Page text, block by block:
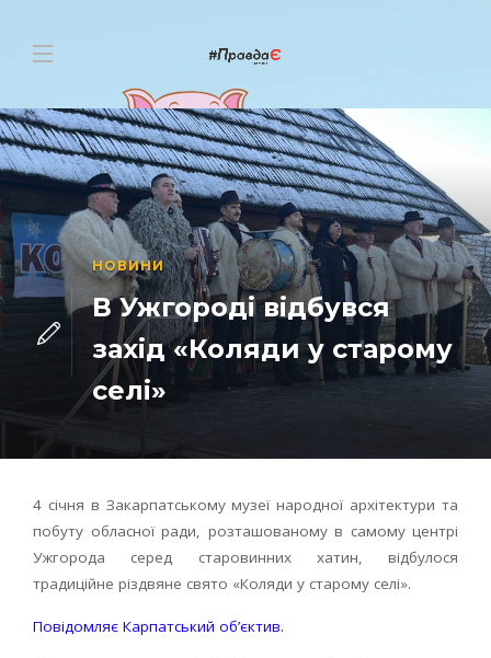
НОВИНИ
В Ужгороді відбувся
захід «Коляди у старому
селі»
4 січня в Закарпатському музеї народної архітектури та
побуту обласної ради, розташованому в самому центрі
Ужгорода серед старовинних хатин, відбулося
традиційне різдвяне свято «Коляди у старому селі».
Повідомляє Карпатський об’єктив.